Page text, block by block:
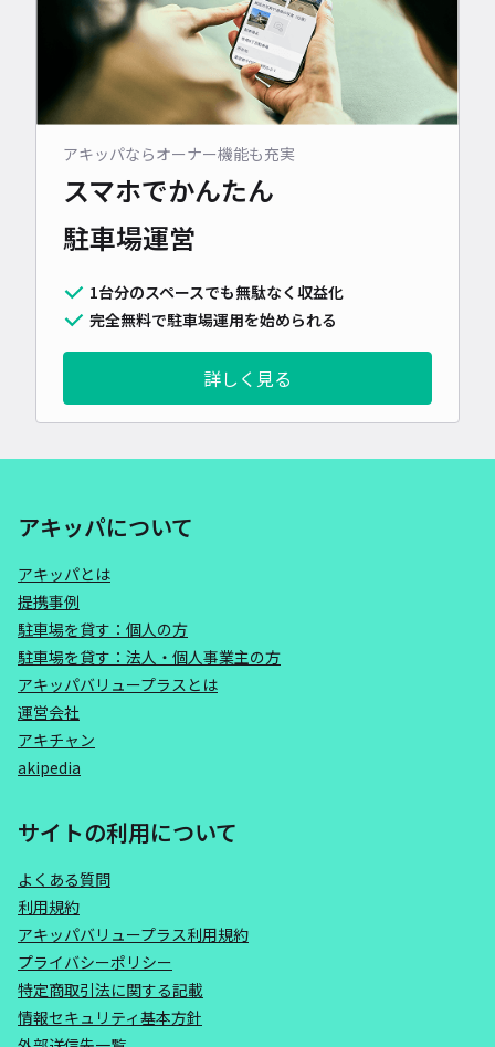
アキッパならオーナー機能も充実
スマホでかんたん
駐車場運営
1台分のスペースでも無駄なく収益化
完全無料で駐車場運用を始められる
詳しく見る
アキッパについて
アキッパとは
提携事例
駐車場を貸す：個人の方
駐車場を貸す：法人・個人事業主の方
アキッパバリュープラスとは
運営会社
アキチャン
akipedia
サイトの利用について
よくある質問
利用規約
アキッパバリュープラス利用規約
プライバシーポリシー
特定商取引法に関する記載
情報セキュリティ基本方針